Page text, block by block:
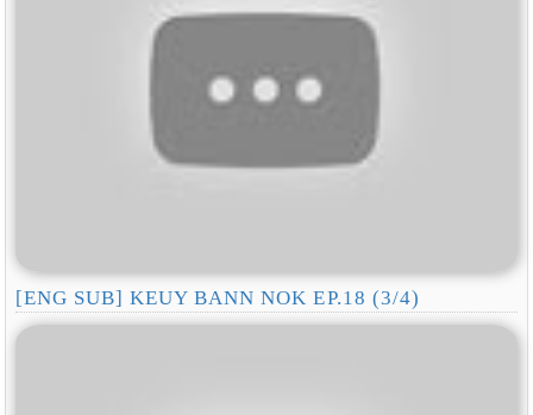
[ENG SUB] KEUY BANN NOK EP.18 (3/4)